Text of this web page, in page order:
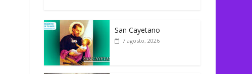
San Cayetano
7 agosto, 2026